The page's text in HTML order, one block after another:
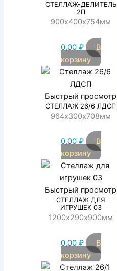
СТЕЛЛАЖ-ДЕЛИТЕЛЬ
2П
900х400х754мм
0,00 ₽
В
корзину
Быстрый просмотр
СТЕЛЛАЖ 26/6 ЛДСП
964х300х708мм
0,00 ₽
В
корзину
Быстрый просмотр
СТЕЛЛАЖ ДЛЯ
ИГРУШЕК 03
1200х290х900мм
0,00 ₽
В
корзину